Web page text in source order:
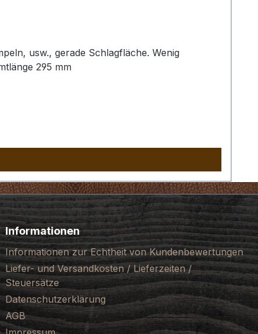
usw., gerade Schlagfläche. Wenig
295 mm
Informationen
Informationen zur Echtheit von Kundenbewertungen
Liefer- und Versandkosten / Lieferzeiten /
Steuersätze
Datenschutzerklärung
AGB